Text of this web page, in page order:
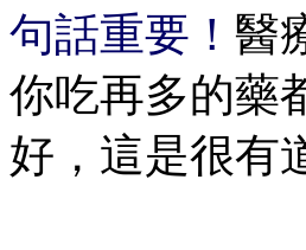
句話重要！ 醫
你吃再多的藥
好，這是很有